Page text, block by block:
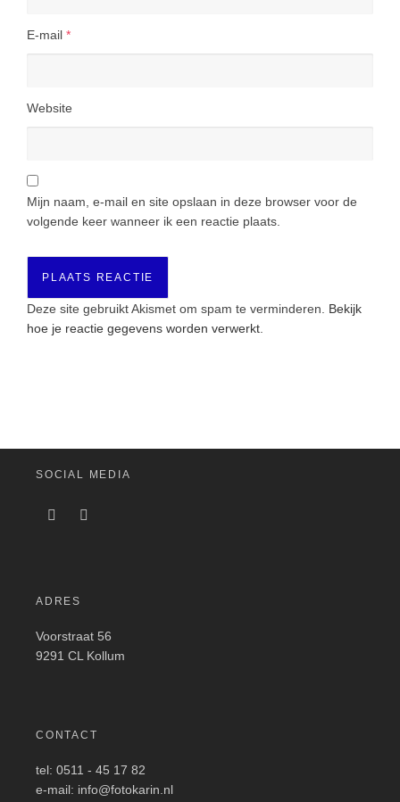
E-mail *
Website
Mijn naam, e-mail en site opslaan in deze browser voor de
volgende keer wanneer ik een reactie plaats.
Deze site gebruikt Akismet om spam te verminderen. Bekijk
hoe je reactie gegevens worden verwerkt
SOCIAL MEDIA
ADRES
Voorstraat 56
9291 CL Kollum
CONTACT
tel: 0511 - 45 17 82
e-mail: info@fotokarin.nl